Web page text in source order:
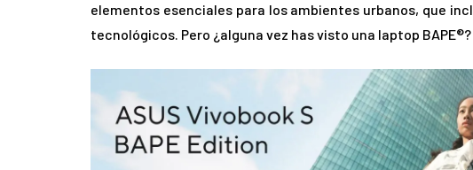
elementos esenciales para los ambientes urbanos, que
tecnológicos. Pero ¿alguna vez has visto una laptop BAPE®?